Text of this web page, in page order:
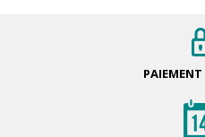
PAIEMENT